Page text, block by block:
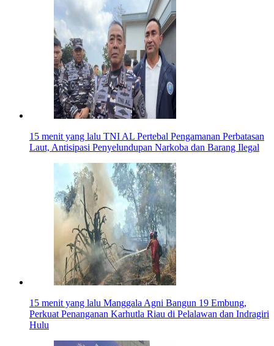
15 menit yang lalu TNI AL Pertebal Pengamanan Perbatasan
Laut, Antisipasi Penyelundupan Narkoba dan Barang Ilegal
15 menit yang lalu Manggala Agni Bangun 19 Embung,
Perkuat Penanganan Karhutla Riau di Pelalawan dan Indragiri
Hulu